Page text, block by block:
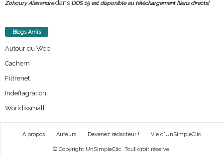
Zohoury Alexandredans L’iOS 15 est disponible au téléchargement [liens directs]
Blogs Amis
Autour du Web
Cachem
Filtrenet
Indeflagration
Worldissmall
À propos Auteurs Devenez rédacteur ! Vie d’UnSimpleClic
© Copyright UnSimpleClic. Tout droit réservé.